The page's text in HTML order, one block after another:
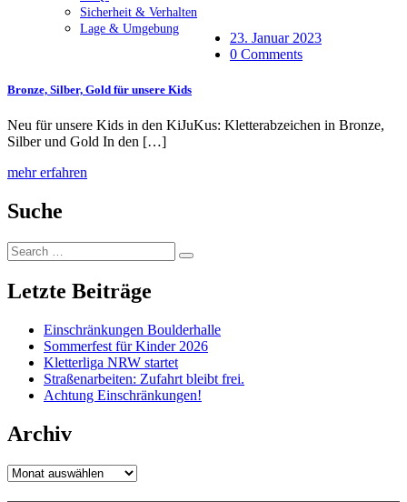
Sicherheit & Verhalten
Lage & Umgebung
23. Januar 2023
0 Comments
Bronze, Silber, Gold für unsere Kids
Neu für unsere Kids in den KiJuKus: Kletterabzeichen in Bronze,
Silber und Gold In den […]
mehr erfahren
Suche
Search
for:
Search
Letzte Beiträge
Einschränkungen Boulderhalle
Sommerfest für Kinder 2026
Kletterliga NRW startet
Straßenarbeiten: Zufahrt bleibt frei.
Achtung Einschränkungen!
Archiv
Archiv